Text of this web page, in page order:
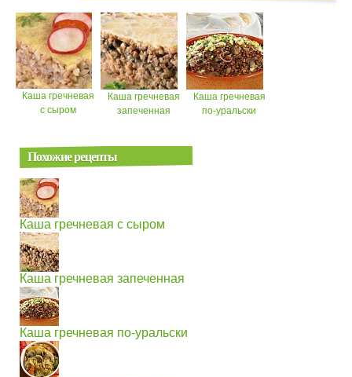
Каша гречневая
с сыром
Каша гречневая
запеченная
Каша гречневая
по-уральски
Похожие рецепты
Каша гречневая с сыром
Каша гречневая запеченная
Каша гречневая по-уральски